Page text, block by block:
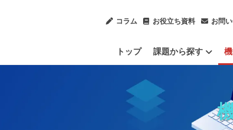
コラム お役立ち資料 お問
トップ 課題から探す
内部不正による情報
ChatGPTのセキュリ
ソフトウェアのライ
IT資産管理ツールを
社内ヘルプデスク業